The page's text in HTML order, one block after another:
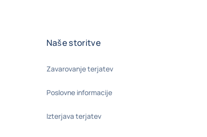
Naše storitve
Zavarovanje terjatev
Poslovne informacije
Izterjava terjatev